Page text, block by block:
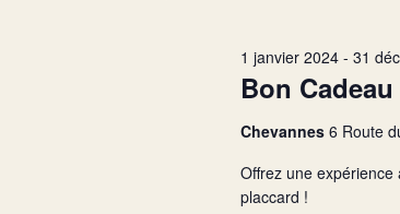
Bon
1 janvier 2024- 31
Chevannes 6 Route
Offrez une
placcard !